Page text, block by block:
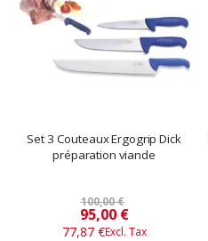
Set 3 Couteaux Ergogrip Dick
préparation viande
100,00 €
Prix
​​
spécial
95,00 €
77,87 €